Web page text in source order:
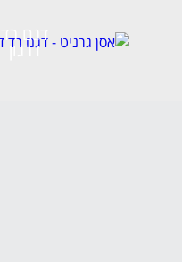
דגם רד
דרגון